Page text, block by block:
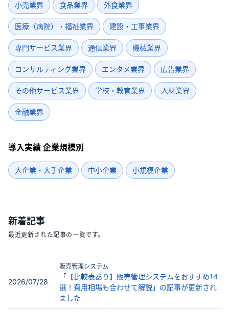
小売業界 食品業界 外食業界
医療（病院）・福祉業界 建設・工事業界
専門サービス業界 通信業界 機械業界
コンサルティング業界 エンタメ業界 広告業界
その他サービス業界 学校・教育業界 人材業界
金融業界
導入実績 企業規模別
大企業・大手企業 中小企業 小規模企業
新着記事
最近更新された記事の一覧です。
2026/07/28
販売管理システム
「【比較表あり】販売管理システムをおすすめ14
選！費用相場も合わせて解説」の記事が更新され
ました